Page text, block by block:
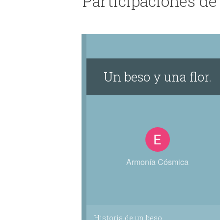
Un beso y una flor.
Armonía Cósmica
Historia de un beso